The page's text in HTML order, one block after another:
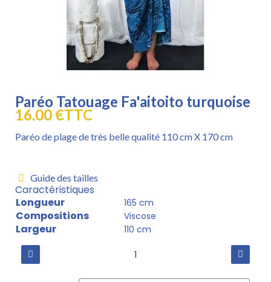
Paréo Tatouage Fa'aitoito turquoise
16,00 €TTC
Paréo de plage de très belle qualité 110 cm X 170 cm
Guide des tailles
Caractéristiques
Longueur
165 cm
Compositions Viscose
Largeur 110 cm